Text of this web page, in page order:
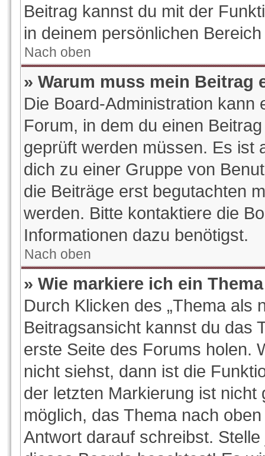
Beitrag kannst du mit der
in deinem persönlichen
Nach oben
» Warum muss mein Beitrag
Die Board-Administration kann
Forum, in dem du einen
geprüft werden müssen. Es ist
dich zu einer Gruppe von
die Beiträge erst begutachten
werden. Bitte kontaktiere die
Informationen dazu benötigst.
Nach oben
» Wie markiere ich ein
Durch Klicken des „Thema als
Beitragsansicht kannst du das
erste Seite des Forums holen.
nicht siehst, dann ist die
der letzten Markierung ist
möglich, das Thema nach
Antwort darauf schreibst.